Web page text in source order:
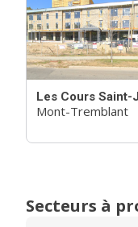
Les Cours Saint-
Mont-Tremblant
Secteurs à